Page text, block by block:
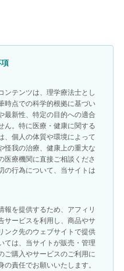
ンテンツは、理学療法士とし
時点での科学的根拠に基づい
最新性、特定の目的への適合
ん。特に医療・健康に関する
、個人の体質や環境によって
怪我の治療、健康上の重大な
医療機関に直接ご相談くださ
の行為について、当サイトは
報を提供するため、アフィリ
サービスを利用し、商品やサ
ンク先のウェブサイトで提供
ては、当サイトが販売・管理
ご購入やサービスのご利用に
責任でお願いいたします。